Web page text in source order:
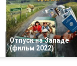
Отпуск на Западе
(фильм 2022)